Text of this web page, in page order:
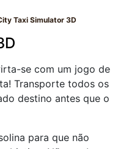
Taxi Simulator 3D
se com um jogo de
Transporte todos os
destino antes que o
para que não